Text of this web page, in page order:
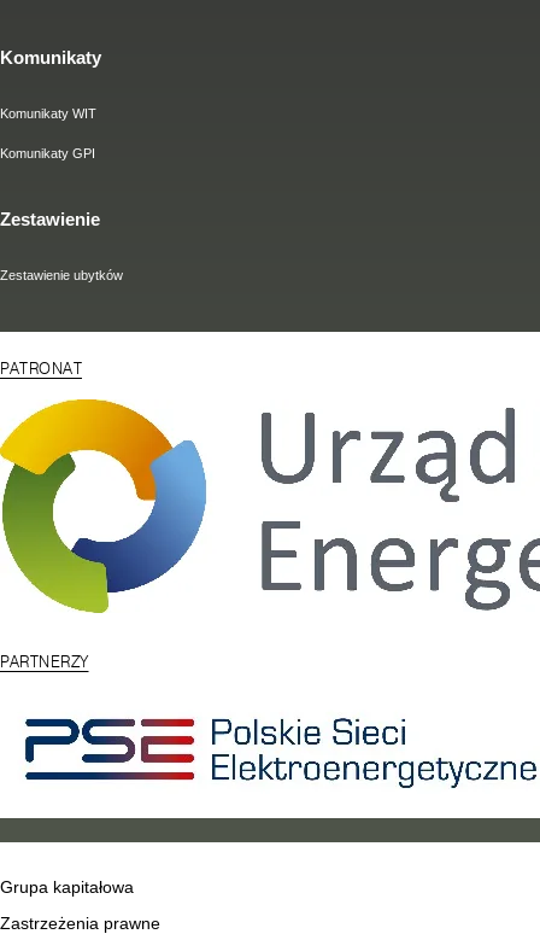
Komunikaty
Komunikaty WIT
Komunikaty GPI
Zestawienie
Zestawienie ubytków
PATRONAT
PARTNERZY
Grupa kapitałowa
Zastrzeżenia prawne